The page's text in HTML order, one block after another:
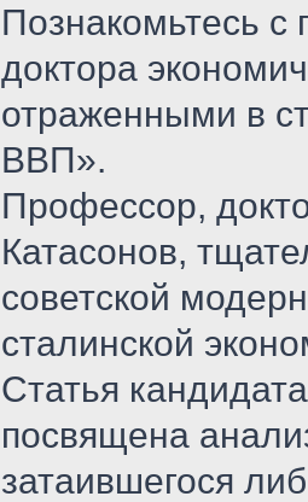
Познакомьтесь
доктора
отраженными в
ВВП».
Профессор,
Катасонов,
советской
сталинской
Статья
посвящена
затаившегося